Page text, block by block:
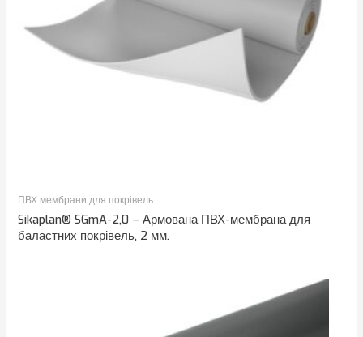
ПВХ мембрани для покрівель
Sikaplan® SGmA-2,0 – Армована ПВХ-мембрана для
баластних покрівель, 2 мм.